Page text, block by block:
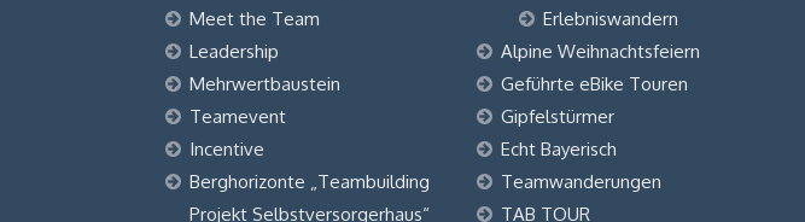
Meet the Team
Leadership
Mehrwertbaustein
Teamevent
Incentive
Berghorizonte „Teambuilding
Projekt Selbstversorgerhaus“
Erlebniswandern
Alpine Weihnachtsfeiern
Geführte eBike Touren
Gipfelstürmer
Echt Bayerisch
Teamwanderungen
TAB TOUR